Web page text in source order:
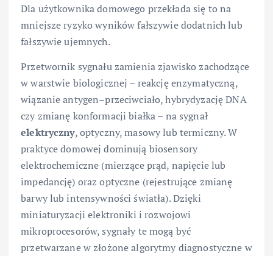
Dla użytkownika domowego przekłada się to na
mniejsze ryzyko wyników fałszywie dodatnich lub
fałszywie ujemnych.
Przetwornik sygnału zamienia zjawisko zachodzące
w warstwie biologicznej – reakcję enzymatyczną,
wiązanie antygen–przeciwciało, hybrydyzację DNA
czy zmianę konformacji białka – na sygnał
elektryczny, optyczny, masowy lub termiczny. W
praktyce domowej dominują biosensory
elektrochemiczne (mierzące prąd, napięcie lub
impedancję) oraz optyczne (rejestrujące zmianę
barwy lub intensywności światła). Dzięki
miniaturyzacji elektroniki i rozwojowi
mikroprocesorów, sygnały te mogą być
przetwarzane w złożone algorytmy diagnostyczne w